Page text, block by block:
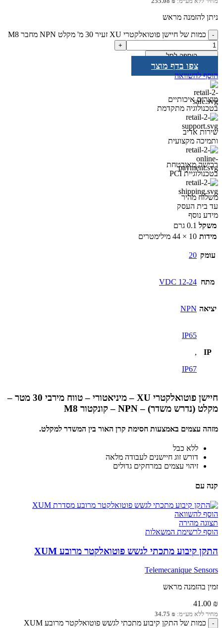
ניתן להזמנה מראש
כמות של חיישן פוטואלקטרי XU זעיר 30 מ' מקלט NPN מחבר M8
הוספה לסל
צפו בדף מוצר
הוסף להשוואה
מוצרים איכותיים
בטכנולוגיה מתקדמת
שירות אדיב
ותמיכה מקצועית
רכישה מאובטחת
בטכנולוגיית PCI
משלוח מהיר
עד בית העסק
מידע נוסף
משקל 0.1 גרם
מידות 10 × 44 מילימטרים
עומק 20
מתח 12-24 VDC
יציאה NPN
IP
IP65
,
IP67
חיישן פוטואלקטרי XU – מיניאטורי – טווח מירבי 30 מטר –
מקלט (נדרש משדר) – NPN – קונקטור M8
מזהה עצמים באמצעות חסימת קרן האור בין המשדר למקלט.
ללא כבל
דורש זוג חיישנים לעבודה מלאה
זיהוי עצמים במרחקים גדולים
קנה עם
הוסף להשוואה
תצוגה מהירה
הוסף לרשימת המשאלות
התקן קיבוע מתכתי לגשש פוטואלקטר מרובע XUM
Telemecanique Sensors
זמין בהזמנה מראש
41.00 ₪
מחיר ללא מע״מ: 34.75 ₪
כמות של התקן קיבוע מתכתי לגשש פוטואלקטר מרובע XUM